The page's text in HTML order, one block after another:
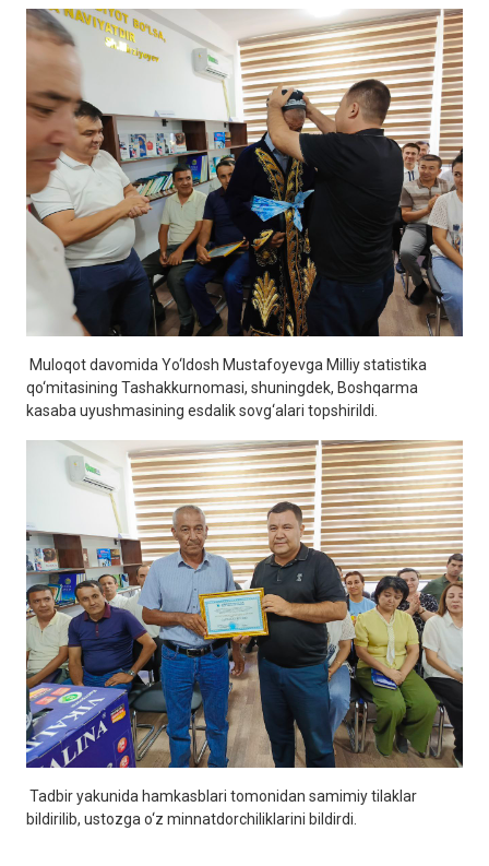
Muloqot davomida Yo‘ldosh Mustafoyevga Milliy statistika
qo‘mitasining Tashakkurnomasi, shuningdek, Boshqarma
kasaba uyushmasining esdalik sovg‘alari topshirildi.
Tadbir yakunida hamkasblari tomonidan samimiy tilaklar
bildirilib, ustozga o‘z minnatdorchiliklarini bildirdi.